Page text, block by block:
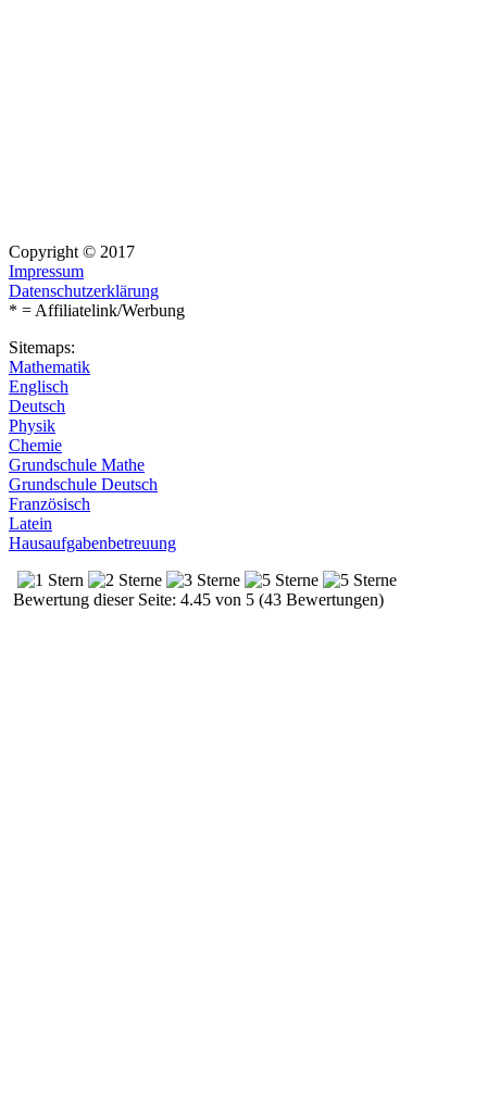
Copyright © 2017
Impressum
Datenschutzerklärung
* = Affiliatelink/Werbung
Sitemaps:
Mathematik
Englisch
Deutsch
Physik
Chemie
Grundschule Mathe
Grundschule Deutsch
Französisch
Latein
Hausaufgabenbetreuung
Bewertung dieser Seite: 4.45 von 5 (43 Bewertungen)